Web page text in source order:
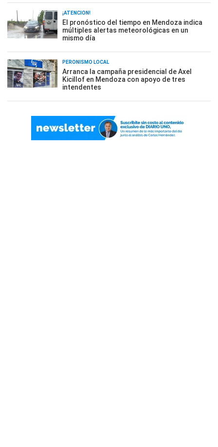
¡ATENCIÓN!
El pronóstico del tiempo en Mendoza indica
múltiples alertas meteorológicas en un
mismo día
PERONISMO LOCAL
Arranca la campaña presidencial de Axel
Kicillof en Mendoza con apoyo de tres
intendentes